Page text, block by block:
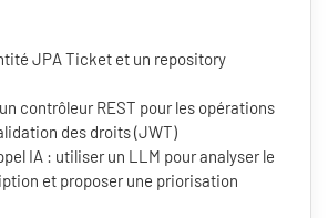
JPA Ticket et un repository
contrôleur REST pour les opérations
des droits (JWT)
IA : utiliser un LLM pour analyser le
et proposer une priorisation